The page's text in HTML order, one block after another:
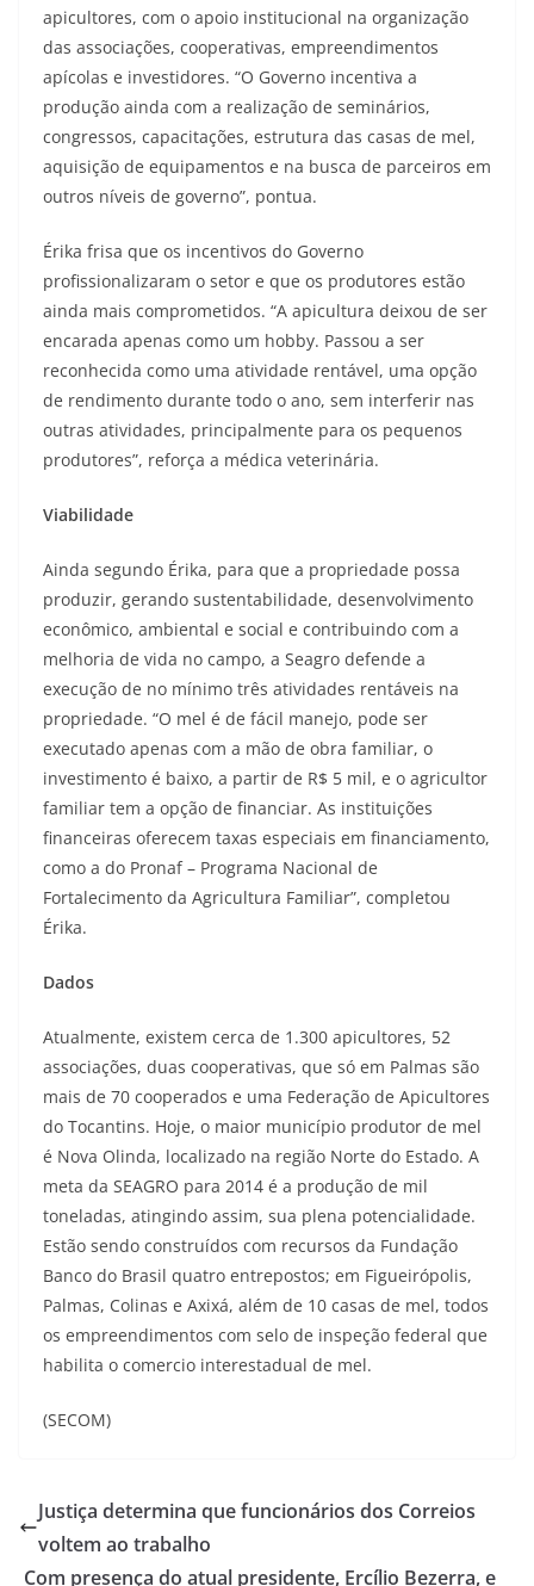
apicultores, com o apoio institucional na organização
das associações, cooperativas, empreendimentos
apícolas e investidores. “O Governo incentiva a
produção ainda com a realização de seminários,
congressos, capacitações, estrutura das casas de mel,
aquisição de equipamentos e na busca de parceiros em
outros níveis de governo”, pontua.
Érika frisa que os incentivos do Governo
profissionalizaram o setor e que os produtores estão
ainda mais comprometidos. “A apicultura deixou de ser
encarada apenas como um hobby. Passou a ser
reconhecida como uma atividade rentável, uma opção
de rendimento durante todo o ano, sem interferir nas
outras atividades, principalmente para os pequenos
produtores”, reforça a médica veterinária.
Viabilidade
Ainda segundo Érika, para que a propriedade possa
produzir, gerando sustentabilidade, desenvolvimento
econômico, ambiental e social e contribuindo com a
melhoria de vida no campo, a Seagro defende a
execução de no mínimo três atividades rentáveis na
propriedade. “O mel é de fácil manejo, pode ser
executado apenas com a mão de obra familiar, o
investimento é baixo, a partir de R$ 5 mil, e o agricultor
familiar tem a opção de financiar. As instituições
financeiras oferecem taxas especiais em financiamento,
como a do Pronaf – Programa Nacional de
Fortalecimento da Agricultura Familiar”, completou
Érika.
Dados
Atualmente, existem cerca de 1.300 apicultores, 52
associações, duas cooperativas, que só em Palmas são
mais de 70 cooperados e uma Federação de Apicultores
do Tocantins. Hoje, o maior município produtor de mel
é Nova Olinda, localizado na região Norte do Estado. A
meta da SEAGRO para 2014 é a produção de mil
toneladas, atingindo assim, sua plena potencialidade.
Estão sendo construídos com recursos da Fundação
Banco do Brasil quatro entrepostos; em Figueirópolis,
Palmas, Colinas e Axixá, além de 10 casas de mel, todos
os empreendimentos com selo de inspeção federal que
habilita o comercio interestadual de mel.
(SECOM)
Justiça determina que funcionários dos Correios
voltem ao trabalho
Com presença do atual presidente, Ercílio Bezerra, e